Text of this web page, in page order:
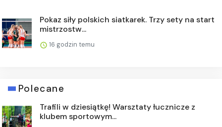
Pokaz siły polskich siatkarek. Trzy sety na start
mistrzostw...
16 godzin temu
Polecane
Trafili w dziesiątkę! Warsztaty łucznicze z
klubem sportowym...